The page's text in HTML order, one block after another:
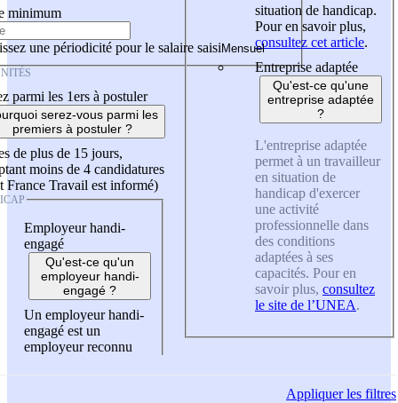
minimum
une périodicité pour le salaire saisi
parmi les 1ers à postuler
serez-vous parmi les
premiers à postuler ?
de plus de 15 jours,
moins de 4 candidatures
France Travail est informé)
Employeur handi-
engagé
Qu'est-ce qu'un
employeur handi-
engagé ?
Un employeur handi-
engagé est un
employeur reconnu
situation de handicap.
Pour en savoir plus,
consultez cet article.
Entreprise adaptée
Qu'est-ce qu'une
entreprise adaptée
?
L'entreprise adaptée
permet à un travailleur
en situation de
handicap d'exercer
une activité
professionnelle dans
des conditions
adaptées à ses
capacités. Pour en
savoir plus, consultez
le site de l’UNEA.
Appliquerles filtres